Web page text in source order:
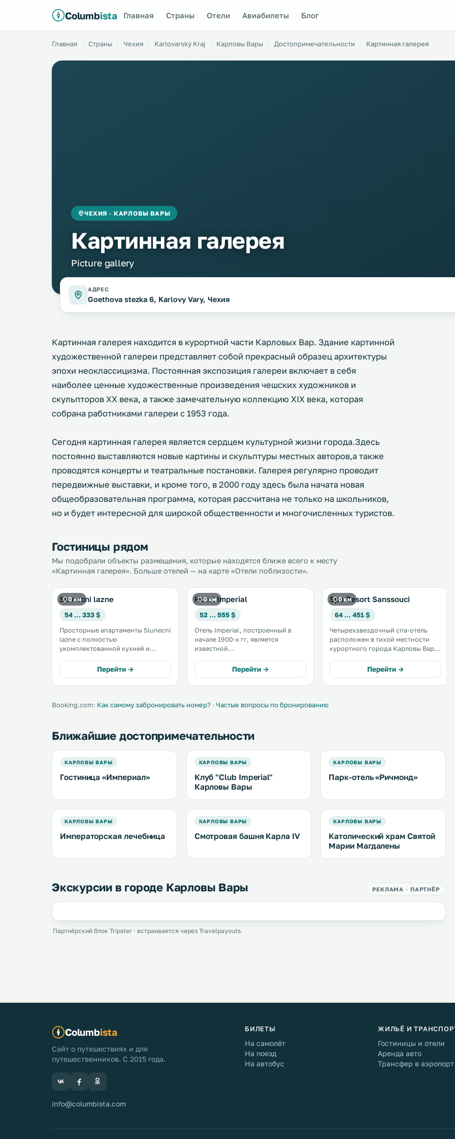
Columbista Главная Страны Отели Авиабилеты Блог
Главная Страны Чехия Karlovarský Kraj Карловы Вары Достопримечательности Картинная галерея
ЧЕХИЯ · КАРЛОВЫ ВАРЫ
Картинная галерея
Picture gallery
АДРЕС
Goethova stezka 6, Karlovy Vary, Чехия
Картинная галерея находится в курортной части Карловых Вар. Здание картинной
художественной галереи представляет собой прекрасный образец архитектуры
эпохи неоклассицизма. Постоянная экспозиция галереи включает в себя
наиболее ценные художественные произведения чешских художников и
скульпторов ХХ века, а также замечательную коллекцию XIX века, которая
собрана работниками галереи с 1953 года.
Сегодня картинная галерея является сердцем культурной жизни города.Здесь
постоянно выставляются новые картины и скульптуры местных авторов,а также
проводятся концерты и театральные постановки. Галерея регулярно проводит
передвижные выставки, и кроме того, в 2000 году здесь была начата новая
общеобразовательная программа, которая рассчитана не только на школьников,
но и будет интересной для широкой общественности и многочисленных туристов.
Гостиницы рядом
Мы подобрали объекты размещения, которые находятся ближе всего к месту
«Картинная галерея». Больше отелей — на карте «Отели поблизости».
0 км
Slunecni lazne
54 … 333 $
Просторные апартаменты Slunecni
lazne с полностью
укомплектованной кухней и
расположены на берегу реки
Тепла в курортном городе
Карловы Вары. Из окон всех
городской парк. .
Перейти →
0 км
Hotel Imperial
52 … 555 $
Отель Imperial, построенный в
начале 1900-х гг, является
известной
Карловых Варах. В его
превосходном спа-центре
работает крытый бассейн, а в
шоу. .
Перейти →
0 км
Spa Resort Sanssouci
64 … 451 $
Четырехзвездочный спа-отель
расположен в тихой местности
курортного города Карловы Вары,
услугам гостей крытый бассейн, 3
ресторана, а также номера с
бесплатным доступом в Интернет.
Перейти →
Booking.com: Как самому забронировать номер? · Частые вопросы по бронированию
Ближайшие достопримечательности
КАРЛОВЫ ВАРЫ
Гостиница «Империал»
КАРЛОВЫ ВАРЫ
Клуб "Club Imperial"
Карловы Вары
КАРЛОВЫ ВАРЫ
Парк-отель «Ричмонд»
КАРЛОВЫ ВАРЫ
Императорская лечебница
КАРЛОВЫ ВАРЫ
Смотровая башня Карла IV
КАРЛОВЫ ВАРЫ
Католический храм Святой
Марии Магдалены
Экскурсии в городе Карловы Вары РЕКЛАМА · ПАРТНЁР
Партнёрский блок Tripster · встраивается через Travelpayouts.
Columbista
Сайт о путешествиях и для
путешественников. С 2015 года.
info@columbista.com
БИЛЕТЫ
На самолёт
На поезд
На автобус
ЖИЛЬЁ И
Гостиницы и отели
Аренда авто
Трансфер в аэропорт